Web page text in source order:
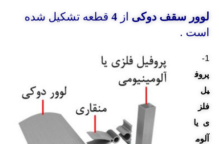
لوور سقف دوکی از
قطعه تشکیل شده
است .
1-
پروف
یل
فلز
ی یا
آلوم